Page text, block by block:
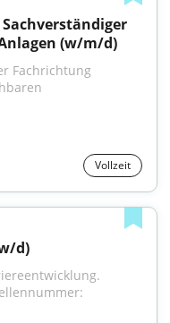
(w/m/d)
Vollzeit
d)